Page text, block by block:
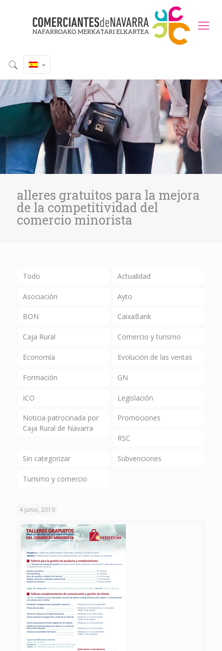
alleres gratuitos para la mejora
de la competitividad del
comercio minorista
Todo Actualidad
Asociación Ayto
BON CaixaBank
Caja Rural Comercio y turismo
Economía Evolución de las ventas
Formación GN
ICO Legislación
Noticia patrocinada por
Caja Rural de Navarra
Promociones
RSC
Sin categorizar Subvenciones
Turismo y comercio
4 junio, 2019